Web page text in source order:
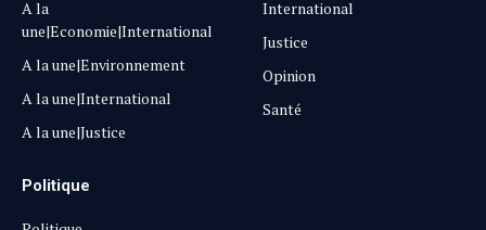
A la
une|Economie|International
A la une|Environnement
A la une|International
A la une|Justice
International
Justice
Opinion
Santé
Politique